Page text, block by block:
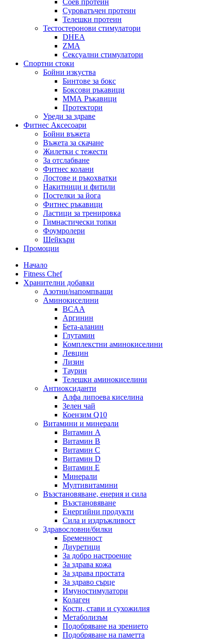
Суроватъчен протеин
Телешки протеин
Тестостеронови стимулатори
DHEA
ZMA
Сексуални стимулатори
Спортни стоки
Бойни изкуства
Бинтове за бокс
Боксови ръкавици
ММА Ръкавици
Протектори
Уреди за здраве
Фитнес Аксесоари
Бойни въжета
Въжета за скачане
Жилетки с тежести
За отслабване
Фитнес колани
Лостове и ръкохватки
Накитници и фитили
Постелки за йога
Фитнес ръкавици
Ластици за тренировка
Гимнастически топки
Фоумролери
Шейкъри
Промоции
Начало
Fitness Chef
Хранителни добавки
Азотни/напомпващи
Аминокиселини
BCAA
Аргинин
Бета-аланин
Глутамин
Комплекстни аминокиселини
Левцин
Лизин
Таурин
Телешки аминокиселини
Антиоксиданти
Алфа липоева киселина
Зелен чай
Коензим Q10
Витамини и минерали
Витамин А
Витамин B
Витамин C
Витамин D
Витамин E
Минерали
Мултивитамини
Възстановяване, енерия и сила
Възстановяване
Енергийни продукти
Сила и издръжливост
Здравословни/билки
Бременност
Диуретици
За добро настроение
За здрава кожа
За здрава простата
За здраво сърце
Имуностимулатори
Колаген
Кости, стави и сухожилия
Метаболизъм
Подобряване на зрението
Подобряване на паметта